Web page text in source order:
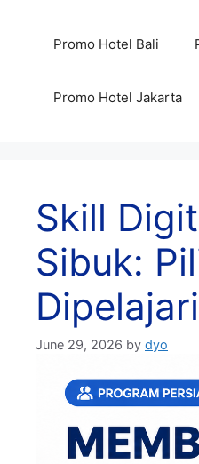
Promo Hotel Bali
Promo Hotel Jakarta
Skill
Sibuk:
Dipelajari
June 29, 2026 by dyo